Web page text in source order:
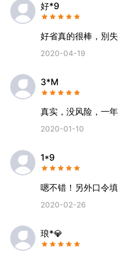
好*9
好省真的很棒，別
2020-04-19
3*M
真实，没风险，一
2020-01-10
1*9
嗯不错！另外口令
2020-02-26
琅*💎